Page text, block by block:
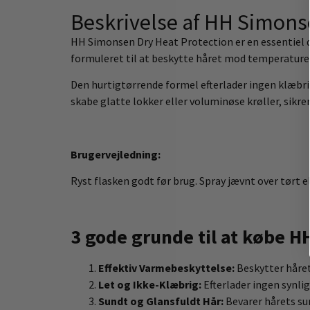
Beskrivelse af HH
HH Simonsen Dry Heat Protection er en
formuleret til at beskytte håret mod
Den hurtigtørrende formel efterlader ingen
skabe glatte lokker eller voluminøse krøller,
Brugervejledning:
Ryst flasken godt før brug. Spray jævnt over tørt
3 gode grunde til at købe
Effektiv Varmebeskyttelse: Beskytter
Let og Ikke-Klæbrig: Efterlader ingen
Sundt og Glansfuldt Hår: Bevarer hårets